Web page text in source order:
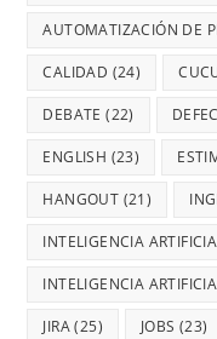
AUTOMATIZACIÓN DE
CALIDAD (24)
DEBATE (22)
ENGLISH (23)
HANGOUT (21)
INTELIGENCIA
INTELIGENCIA
JIRA(25) JOBS (23)